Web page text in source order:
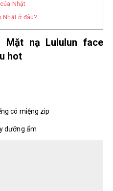
Nhật
Nhật ở đâu?
nạ Lululun face
hot
có miệng zip
dưỡng ẩm